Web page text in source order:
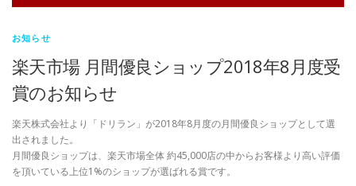
お知らせ
楽天市場 月間優良ショップ2018年8月度受
賞のお知らせ
楽天株式会社より「ドリラン」が2018年8月度の月間優良ショップとして選
出されました。
月間優良ショップは、楽天市場全体 約45,000店の中からお客様より高い評価
を頂いている上位1%のショップが選ばれる賞です。